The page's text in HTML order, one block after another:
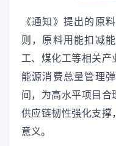
《通知》提出的原
则，原料用能扣减
工、煤化工等相关产
能源消费总量管理
间，为高水平项目
供应链韧性强化支撑
意义。